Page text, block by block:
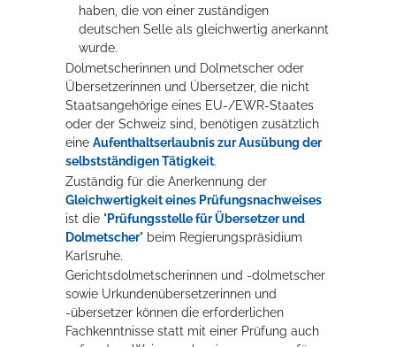
haben, die von einer zuständigen
deutschen Selle als gleichwertig anerkannt
wurde.
Dolmetscherinnen und Dolmetscher oder
Übersetzerinnen und Übersetzer, die nicht
Staatsangehörige eines EU-/EWR-Staates
oder der Schweiz sind, benötigen zusätzlich
eine Aufenthaltserlaubnis zur Ausübung der
selbstständigen Tätigkeit.
Zuständig für die Anerkennung der
Gleichwertigkeit eines Prüfungsnachweises
ist die "Prüfungsstelle für Übersetzer und
Dolmetscher" beim Regierungspräsidium
Karlsruhe.
Gerichtsdolmetscherinnen und -dolmetscher
sowie Urkundenübersetzerinnen und
-übersetzer können die erforderlichen
Fachkenntnisse statt mit einer Prüfung auch